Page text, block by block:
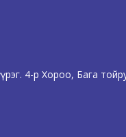
4-р Хороо, Бага